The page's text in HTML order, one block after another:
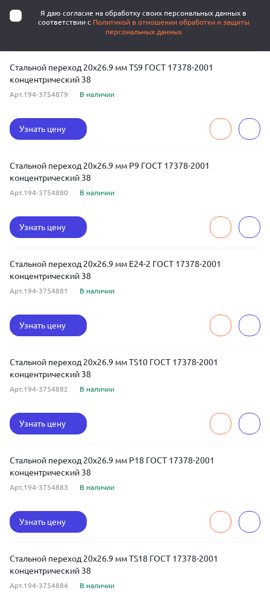
Я даю согласие на обработку своих персональных данных в
соответствии с Политикой в отношении обработки и защиты
персональных данных
Стальной переход 20x26.9 мм TS9 ГОСТ 17378-2001
концентрический 38
Арт.194-3754879 В наличии
Узнать цену
Стальной переход 20x26.9 мм Р9 ГОСТ 17378-2001
концентрический 38
Арт.194-3754880 В наличии
Узнать цену
Стальной переход 20x26.9 мм Е24-2 ГОСТ 17378-2001
концентрический 38
Арт.194-3754881 В наличии
Узнать цену
Стальной переход 20x26.9 мм TS10 ГОСТ 17378-2001
концентрический 38
Арт.194-3754882 В наличии
Узнать цену
Стальной переход 20x26.9 мм Р18 ГОСТ 17378-2001
концентрический 38
Арт.194-3754883 В наличии
Узнать цену
Стальной переход 20x26.9 мм TS18 ГОСТ 17378-2001
концентрический 38
Арт.194-3754884 В наличии